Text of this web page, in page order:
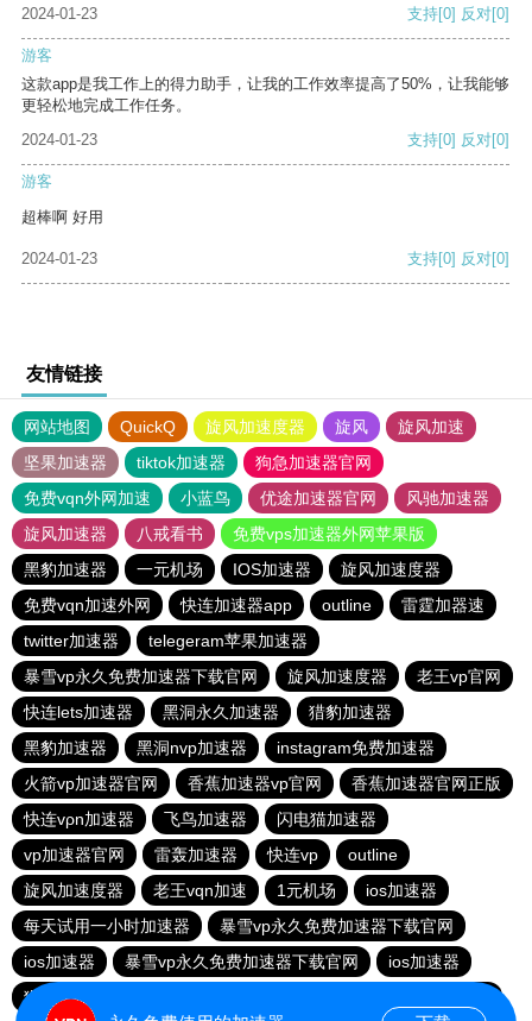
2024-01-23
支持[0] 反对[0]
游客
这款app是我工作上的得力助手，让我的工作效率提高了50%，让我能够
更轻松地完成工作任务。
2024-01-23
支持[0] 反对[0]
游客
超棒啊 好用
2024-01-23 支持[0] 反对[0]
友情链接
网站地图 QuickQ 旋风加速度器 旋风
旋风加速
坚果加速器
tiktok加速器
狗急加速器官网
免费vqn外网加速
小蓝鸟 优途加速器官网
风驰加速器
旋风加速器
八戒看书
免费vps加速器外网苹果版
黑豹加速器
一元机场 IOS加速器
旋风加速度器
免费vqn加速外网
快连加速器app outline
雷霆加器速
twitter加速器
telegeram苹果加速器
暴雪vp永久免费加速器下载官网
旋风加速度器
老王vp官网
快连lets加速器
黑洞永久加速器
猎豹加速器
黑豹加速器
黑洞nvp加速器
instagram免费加速器
火箭vp加速器官网
香蕉加速器vp官网
香蕉加速器官网正版
快连vρn加速器
飞鸟加速器
闪电猫加速器
vp加速器官网
雷轰加速器 快连vp
outline
旋风加速度器
老王vqn加速 1元机场
ios加速器
每天试用一小时加速器
暴雪vp永久免费加速器下载官网
ios加速器
暴雪vp永久免费加速器下载官网
ios加速器
猴王加速器